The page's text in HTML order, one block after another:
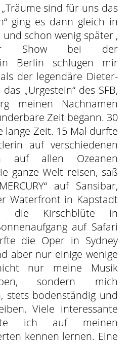
sind für uns das
ging es dann gleich in
schon wenig später ,
Show bei der
in Berlin schlugen mir
der legendäre Dieter-
„Urgestein“ des SFB,
meinen Nachnamen
Zeit begann. 30
lange Zeit. 15 Mal durfte
auf verschiedenen
auf allen Ozeanen
ganze Welt reisen, saß
auf Sansibar,
Waterfront in Kapstadt
die Kirschblüte in
auf Safari
die Oper in Sydney
aber nur einige wenige
nur meine Musik
sondern mich
stets bodenständig und
Viele interessante
ich auf meinen
kennen lernen. Eine